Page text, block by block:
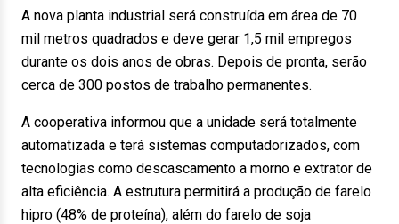
A nova planta industrial será construída em área de 70
mil metros quadrados e deve gerar 1,5 mil empregos
durante os dois anos de obras. Depois de pronta, serão
cerca de 300 postos de trabalho permanentes.
A cooperativa informou que a unidade será totalmente
automatizada e terá sistemas computadorizados, com
tecnologias como descascamento a morno e extrator de
alta eficiência. A estrutura permitirá a produção de farelo
hipro (48% de proteína), além do farelo de soja